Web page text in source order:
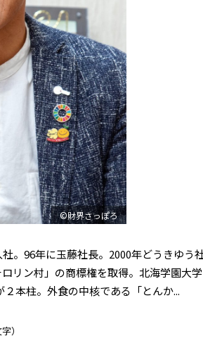
©財界さっぽろ
。96年に玉藤社長。2000年どうきゆう
リン村」の商標権を取得。北海学園大
本柱。外食の中核である「とんか...
）